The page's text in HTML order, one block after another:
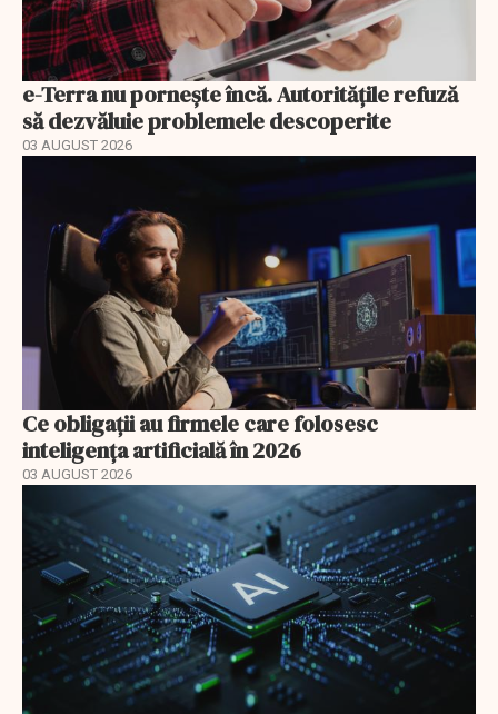
e-Terra nu pornește încă. Autoritățile refuză
să dezvăluie problemele descoperite
03 AUGUST 2026
Ce obligații au firmele care folosesc
inteligența artificială în 2026
03 AUGUST 2026